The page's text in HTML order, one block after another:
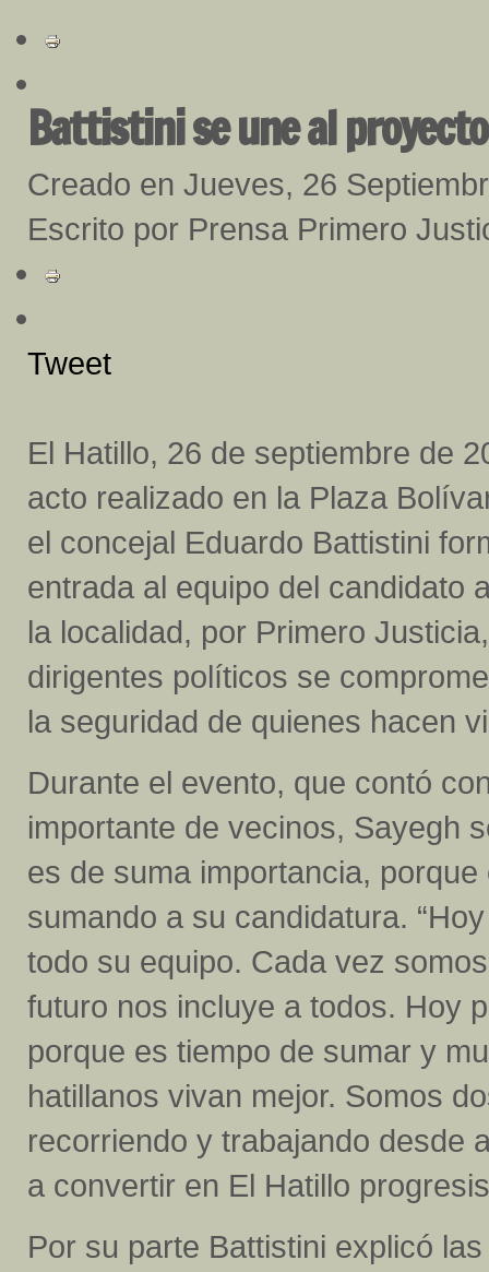
Battistini se une al
Creado en Jueves, 26
Escrito por Prensa Primero
Tweet
El Hatillo, 26 de septiembre de
acto realizado en la Plaza
el concejal Eduardo Battistini
entrada al equipo del candidato
la localidad, por Primero
dirigentes políticos se
la seguridad de quienes hacen
Durante el evento, que contó
importante de vecinos, Sayegh
es de suma importancia,
sumando a su candidatura.
todo su equipo. Cada vez
futuro nos incluye a todos. Hoy
porque es tiempo de sumar y
hatillanos vivan mejor. Somos
recorriendo y trabajando desde
a convertir en El Hatillo
Por su parte Battistini explicó